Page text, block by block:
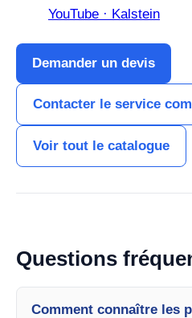
YouTube · Kalstein
Demander un devis
Contacter le service
Voir tout le catalogue
Questions
Comment connaître les